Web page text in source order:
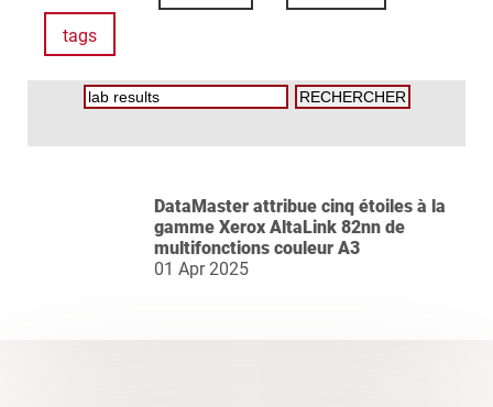
tags
DataMaster attribue cinq étoiles à la
gamme Xerox AltaLink 82nn de
multifonctions couleur A3
01 Apr 2025